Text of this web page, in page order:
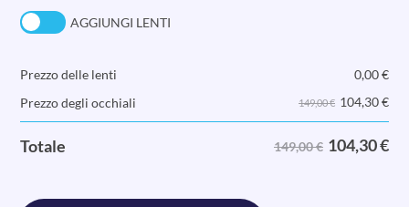
AGGIUNGI LENTI
Prezzo delle lenti 0,00€
Prezzo degli occhiali
149,00 € 104,30€
Totale 149,00 € 104,30€